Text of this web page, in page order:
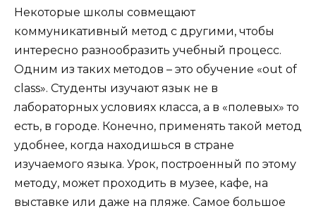
Некоторые школы совмещают
коммуникативный метод с другими, чтобы
интересно разнообразить учебный процесс.
Одним из таких методов – это обучение «out of
class». Студенты изучают язык не в
лабораторных условиях класса, а в «полевых» то
есть, в городе. Конечно, применять такой метод
удобнее, когда находишься в стране
изучаемого языка. Урок, построенный по этому
методу, может проходить в музее, кафе, на
выставке или даже на пляже. Самое большое